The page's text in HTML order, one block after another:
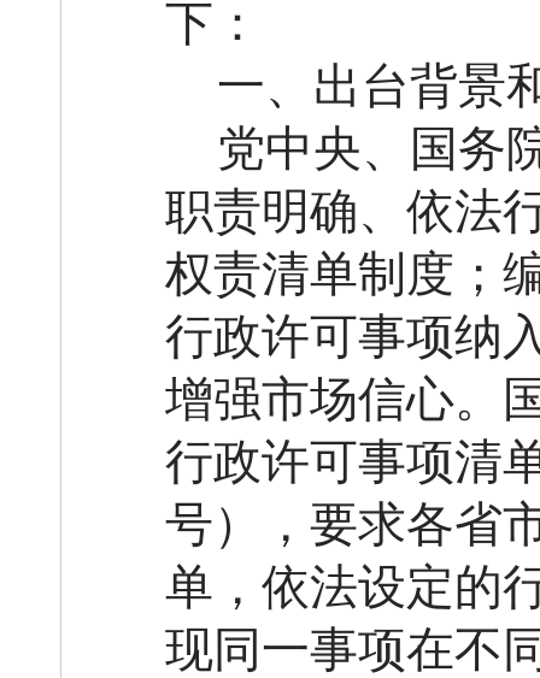
下：
一、 出台背景
党中央、国务
职责明确、依法
权责清单制度；
行政许可事项纳
增强市场信心。
行政许可事项清
号）
， 要求各省
单，依法设定的
现同一事项在不